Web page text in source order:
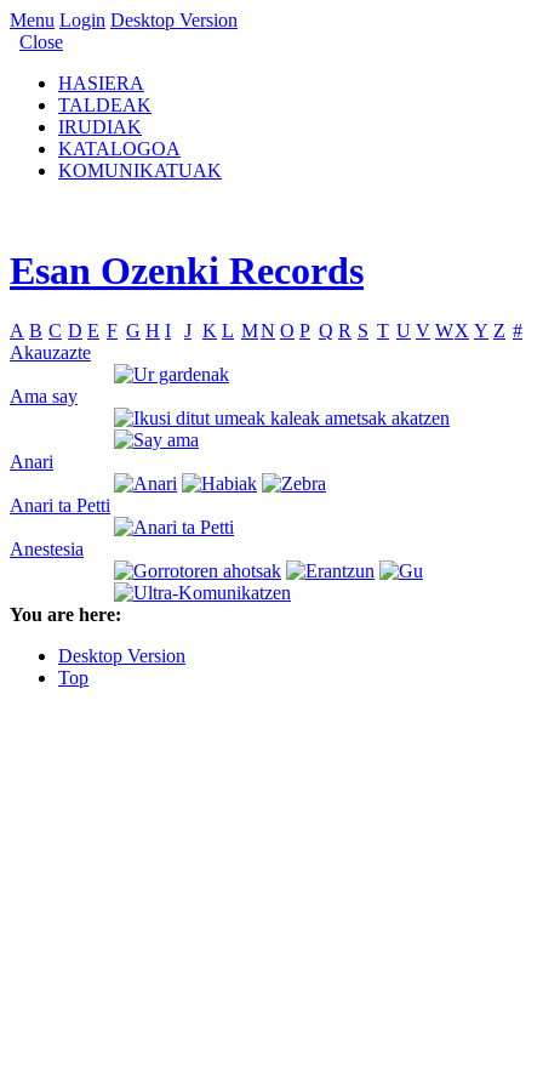
Menu Login Desktop Version
Close
HASIERA
TALDEAK
IRUDIAK
KATALOGOA
KOMUNIKATUAK
Esan Ozenki Records
A B C D E F G H I J K L MN O P Q R S T U V WX Y Z #
Akauzazte
Ama say
Anari
Anari ta Petti
Anestesia
You are here:
Desktop Version
Top